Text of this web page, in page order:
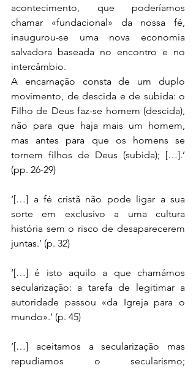
acontecimento, que poderíamos
chamar «fundacional» da nossa fé,
inaugurou-se uma nova economia
salvadora baseada no encontro e no
intercâmbio.
A encarnação consta de um duplo
movimento, de descida e de subida: o
Filho de Deus faz-se homem (descida),
não para que haja mais um homem,
mas antes para que os homens se
tornem filhos de Deus (subida); […].’
(pp. 26-29)
‘[…] a fé cristã não pode ligar a sua
sorte em exclusivo a uma cultura
história sem o risco de desaparecerem
juntas.’ (p. 32)
‘[…] é isto aquilo a que chamámos
secularização: a tarefa de legitimar a
autoridade passou «da Igreja para o
mundo».’ (p. 45)
‘[…] aceitamos a secularização mas
repudiamos o secularismo;